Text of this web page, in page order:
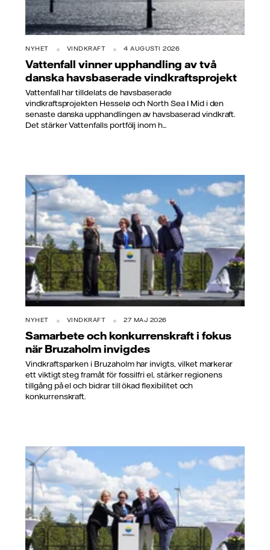
NYHET VINDKRAFT 4 AUGUSTI 2026
Vattenfall vinner upphandling av två
danska havsbaserade vindkraftsprojekt
Vattenfall har tilldelats de havsbaserade
vindkraftsprojekten Hesselø och North Sea I Mid i den
senaste danska upphandlingen av havsbaserad vindkraft.
Det stärker Vattenfalls portfölj inom h...
NYHET VINDKRAFT 27 MAJ 2026
Samarbete och konkurrenskraft i fokus
när Bruzaholm invigdes
Vindkraftsparken i Bruzaholm har invigts, vilket markerar
ett viktigt steg framåt för fossilfri el, stärker regionens
tillgång på el och bidrar till ökad flexibilitet och
konkurrenskraft.